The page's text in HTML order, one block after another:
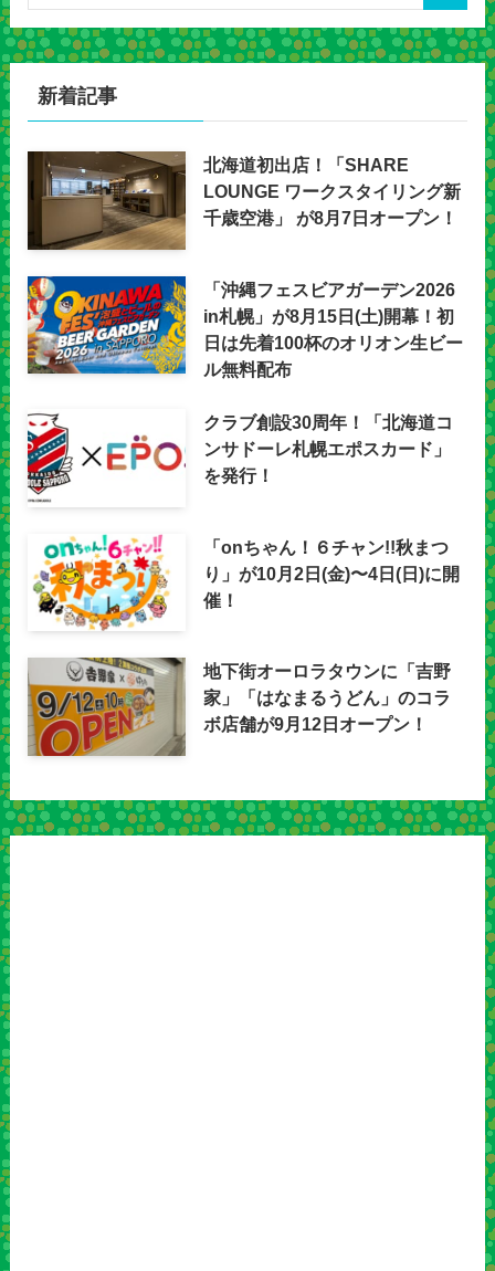
新着記事
北海道初出店！「SHARE
LOUNGE ワークスタイリング新
千歳空港」 が8月7日オープン！
「沖縄フェスビアガーデン2026
in札幌」が8月15日(土)開幕！初
日は先着100杯のオリオン生ビー
ル無料配布
クラブ創設30周年！「北海道コ
ンサドーレ札幌エポスカード」
を発行！
「onちゃん！６チャン!!秋まつ
り」が10月2日(金)〜4日(日)に開
催！
地下街オーロラタウンに「吉野
家」「はなまるうどん」のコラ
ボ店舗が9月12日オープン！